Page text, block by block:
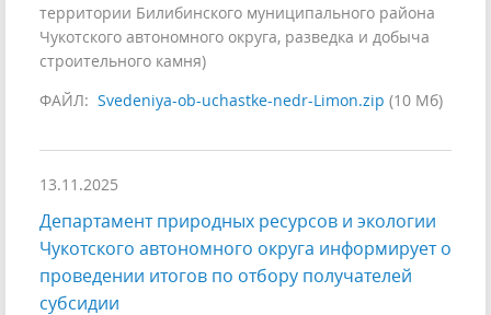
территории Билибинского муниципального района
Чукотского автономного округа, разведка и добыча
строительного камня)
ФАЙЛ: Svedeniya-ob-uchastke-nedr-Limon.zip (10 Мб)
13.11.2025
Департамент природных ресурсов и экологии
Чукотского автономного округа информирует о
проведении итогов по отбору получателей
субсидии